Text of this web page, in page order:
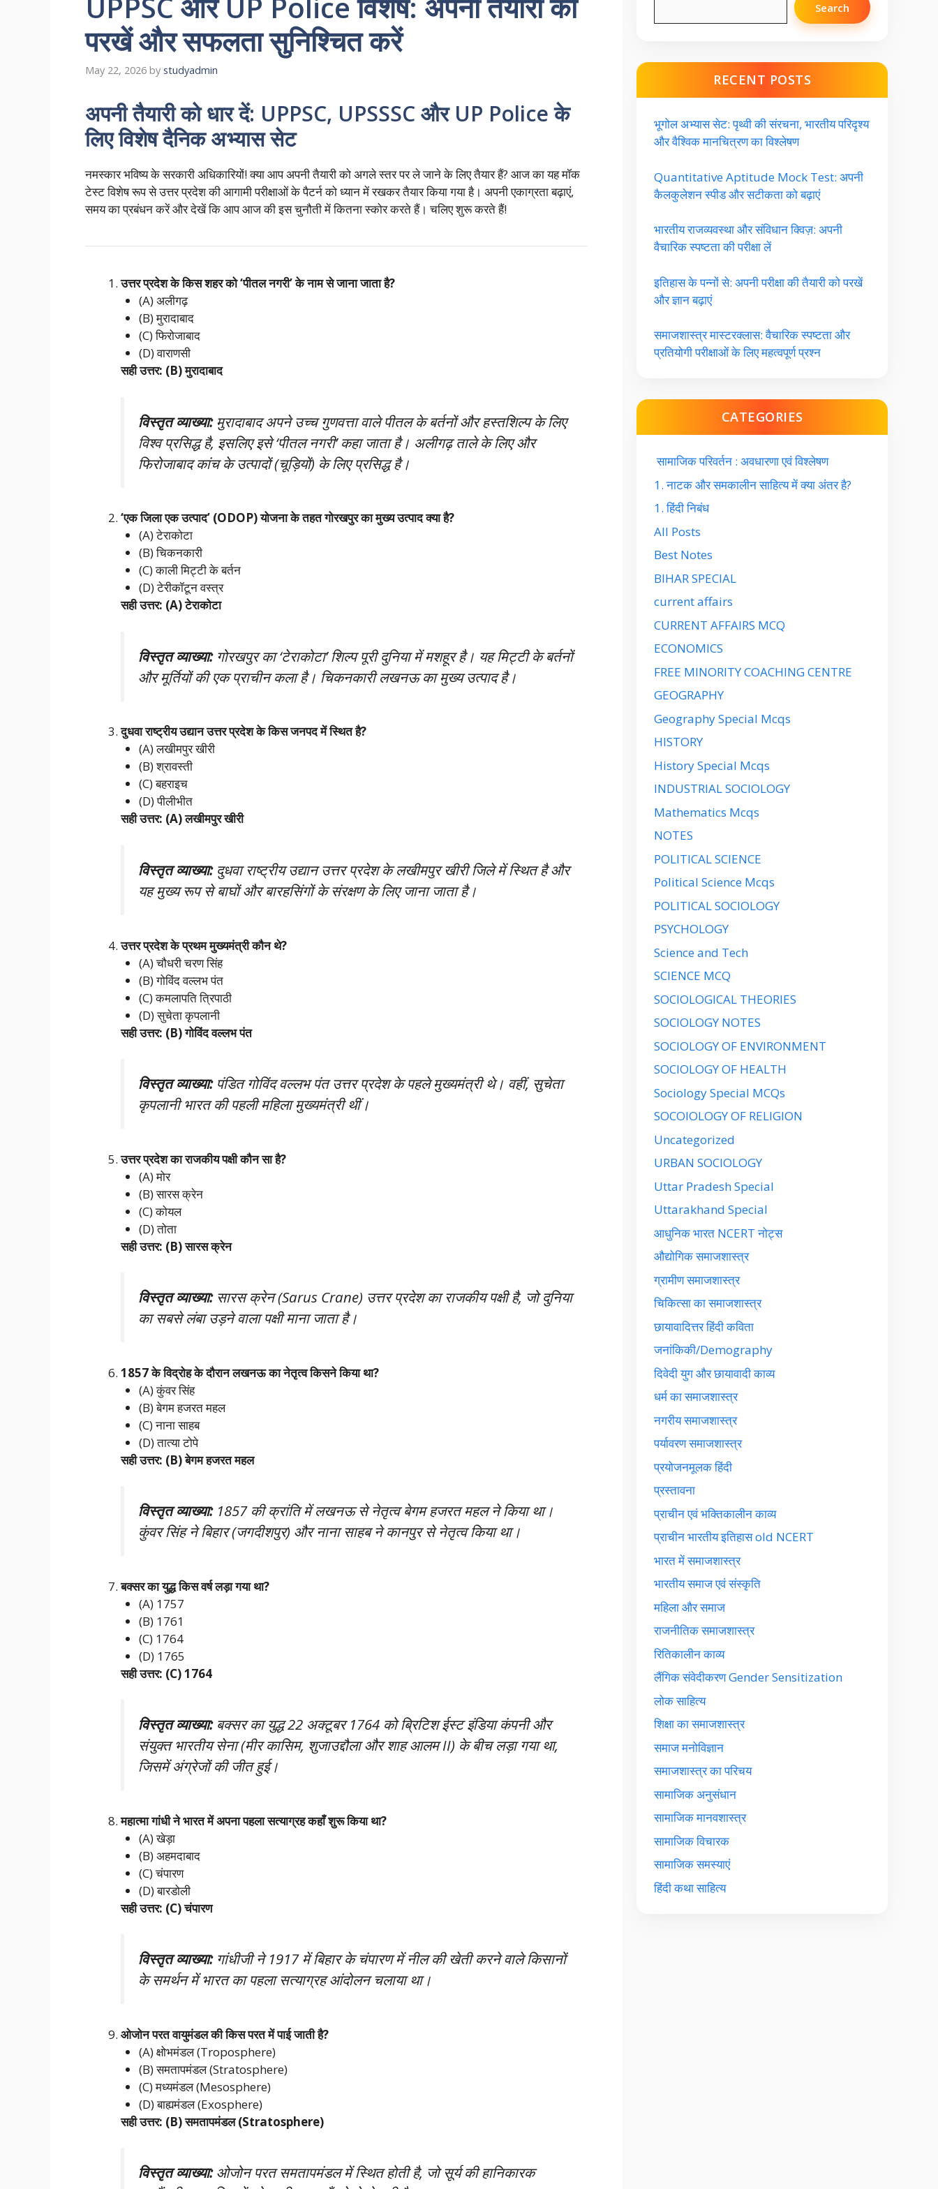
परखें और सफलता सुनिश्चित करें
May 22, 2026 by studyadmin
अपनी तैयारी को धार दें: UPPSC, UPSSSC और UP Police के
लिए विशेष दैनिक अभ्यास सेट
नमस्कार भविष्य के सरकारी अधिकारियों! क्या आप अपनी तैयारी को अगले स्तर पर ले जाने के लिए तैयार हैं? आज का यह मॉक
टेस्ट विशेष रूप से उत्तर प्रदेश की आगामी परीक्षाओं के पैटर्न को ध्यान में रखकर तैयार किया गया है। अपनी एकाग्रता बढ़ाएं,
समय का प्रबंधन करें और देखें कि आप आज की इस चुनौती में कितना स्कोर करते हैं। चलिए शुरू करते हैं!
उत्तर प्रदेश के किस शहर को ‘पीतल नगरी’ के नाम से जाना जाता है?
(A) अलीगढ़
(B) मुरादाबाद
(C) फिरोजाबाद
(D) वाराणसी
सही उत्तर: (B) मुरादाबाद
विस्तृत व्याख्या:मुरादाबाद अपने उच्च गुणवत्ता वाले पीतल के बर्तनों और हस्तशिल्प के लिए
विश्व प्रसिद्ध है, इसलिए इसे ‘पीतल नगरी’ कहा जाता है। अलीगढ़ ताले के लिए और
फिरोजाबाद कांच के उत्पादों (चूड़ियों) के लिए प्रसिद्ध है।
‘एक जिला एक उत्पाद’ (ODOP) योजना के तहत गोरखपुर का मुख्य उत्पाद क्या है?
(A) टेराकोटा
(B) चिकनकारी
(C) काली मिट्टी के बर्तन
(D) टेरीकॉटून वस्त्र
सही उत्तर: (A) टेराकोटा
विस्तृत व्याख्या:गोरखपुर का ‘टेराकोटा’ शिल्प पूरी दुनिया में मशहूर है। यह मिट्टी के बर्तनों
और मूर्तियों की एक प्राचीन कला है। चिकनकारी लखनऊ का मुख्य उत्पाद है।
दुधवा राष्ट्रीय उद्यान उत्तर प्रदेश के किस जनपद में स्थित है?
(A) लखीमपुर खीरी
(B) श्रावस्ती
(C) बहराइच
(D) पीलीभीत
सही उत्तर: (A) लखीमपुर खीरी
विस्तृत व्याख्या:दुधवा राष्ट्रीय उद्यान उत्तर प्रदेश के लखीमपुर खीरी जिले में स्थित है और
यह मुख्य रूप से बाघों और बारहसिंगों के संरक्षण के लिए जाना जाता है।
उत्तर प्रदेश के प्रथम मुख्यमंत्री कौन थे?
(A) चौधरी चरण सिंह
(B) गोविंद वल्लभ पंत
(C) कमलापति त्रिपाठी
(D) सुचेता कृपलानी
सही उत्तर: (B) गोविंद वल्लभ पंत
विस्तृत व्याख्या:पंडित गोविंद वल्लभ पंत उत्तर प्रदेश के पहले मुख्यमंत्री थे। वहीं, सुचेता
कृपलानी भारत की पहली महिला मुख्यमंत्री थीं।
उत्तर प्रदेश का राजकीय पक्षी कौन सा है?
(A) मोर
(B) सारस क्रेन
(C) कोयल
(D) तोता
सही उत्तर: (B) सारस क्रेन
विस्तृत व्याख्या:सारस क्रेन (Sarus Crane) उत्तर प्रदेश का राजकीय पक्षी है, जो दुनिया
का सबसे लंबा उड़ने वाला पक्षी माना जाता है।
1857 के विद्रोह के दौरान लखनऊ का नेतृत्व किसने किया था?
(A) कुंवर सिंह
(B) बेगम हजरत महल
(C) नाना साहब
(D) तात्या टोपे
सही उत्तर: (B) बेगम हजरत महल
विस्तृत व्याख्या:1857 की क्रांति में लखनऊ से नेतृत्व बेगम हजरत महल ने किया था।
कुंवर सिंह ने बिहार (जगदीशपुर) और नाना साहब ने कानपुर से नेतृत्व किया था।
बक्सर का युद्ध किस वर्ष लड़ा गया था?
(A) 1757
(B) 1761
(C) 1764
(D) 1765
सही उत्तर: (C) 1764
विस्तृत व्याख्या:बक्सर का युद्ध 22 अक्टूबर 1764 को ब्रिटिश ईस्ट इंडिया कंपनी और
संयुक्त भारतीय सेना (मीर कासिम, शुजाउद्दौला और शाह आलम II) के बीच लड़ा गया था,
जिसमें अंग्रेजों की जीत हुई।
महात्मा गांधी ने भारत में अपना पहला सत्याग्रह कहाँ शुरू किया था?
(A) खेड़ा
(B) अहमदाबाद
(C) चंपारण
(D) बारडोली
सही उत्तर: (C) चंपारण
विस्तृत व्याख्या:गांधीजी ने 1917 में बिहार के चंपारण में नील की खेती करने वाले किसानों
के समर्थन में भारत का पहला सत्याग्रह आंदोलन चलाया था।
ओजोन परत वायुमंडल की किस परत में पाई जाती है?
(A) क्षोभमंडल (Troposphere)
(B) समतापमंडल (Stratosphere)
(C) मध्यमंडल (Mesosphere)
(D) बाह्यमंडल (Exosphere)
सही उत्तर: (B) समतापमंडल (Stratosphere)
विस्तृत व्याख्या:ओजोन परत समतापमंडल में स्थित होती है, जो सूर्य की हानिकारक
Search
RECENT POSTS
भूगोल अभ्यास सेट: पृथ्वी की संरचना, भारतीय परिदृश्य
और वैश्विक मानचित्रण का विश्लेषण
Quantitative Aptitude Mock Test: अपनी
कैलकुलेशन स्पीड और सटीकता को बढ़ाएं
भारतीय राजव्यवस्था और संविधान क्विज़: अपनी
वैचारिक स्पष्टता की परीक्षा लें
इतिहास के पन्नों से: अपनी परीक्षा की तैयारी को परखें
और ज्ञान बढ़ाएं
समाजशास्त्र मास्टरक्लास: वैचारिक स्पष्टता और
प्रतियोगी परीक्षाओं के लिए महत्वपूर्ण प्रश्न
CATEGORIES
सामाजिक परिवर्तन : अवधारणा एवं विश्लेषण
1. नाटक और समकालीन साहित्य में क्या अंतर है?
1. हिंदी निबंध
All Posts
Best Notes
BIHAR SPECIAL
current affairs
CURRENT AFFAIRS MCQ
ECONOMICS
FREE MINORITY COACHING CENTRE
GEOGRAPHY
Geography Special Mcqs
HISTORY
History Special Mcqs
INDUSTRIAL SOCIOLOGY
Mathematics Mcqs
NOTES
POLITICAL SCIENCE
Political Science Mcqs
POLITICAL SOCIOLOGY
PSYCHOLOGY
Science and Tech
SCIENCE MCQ
SOCIOLOGICAL THEORIES
SOCIOLOGY NOTES
SOCIOLOGY OF ENVIRONMENT
SOCIOLOGY OF HEALTH
Sociology Special MCQs
SOCOIOLOGY OF RELIGION
Uncategorized
URBAN SOCIOLOGY
Uttar Pradesh Special
Uttarakhand Special
आधुनिक भारत NCERT नोट्स
औद्योगिक समाजशास्त्र
ग्रामीण समाजशास्त्र
चिकित्सा का समाजशास्त्र
छायावादित्तर हिंदी कविता
जनांकिकी/Demography
दिवेदी युग और छायावादी काव्य
धर्म का समाजशास्त्र
नगरीय समाजशास्त्र
पर्यावरण समाजशास्त्र
प्रयोजनमूलक हिंदी
प्रस्तावना
प्राचीन एवं भक्तिकालीन काव्य
प्राचीन भारतीय इतिहास old NCERT
भारत में समाजशास्त्र
भारतीय समाज एवं संस्कृति
महिला और समाज
राजनीतिक समाजशास्त्र
रितिकालीन काव्य
लैंगिक संवेदीकरण Gender Sensitization
लोक साहित्य
शिक्षा का समाजशास्त्र
समाज मनोविज्ञान
समाजशास्त्र का परिचय
सामाजिक अनुसंधान
सामाजिक मानवशास्त्र
सामाजिक विचारक
सामाजिक समस्याएं
हिंदी कथा साहित्य